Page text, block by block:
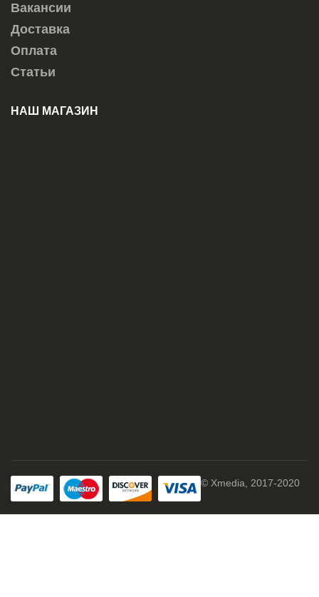
Вакансии
Доставка
Оплата
Статьи
НАШ МАГАЗИН
© Xmedia, 2017-2020